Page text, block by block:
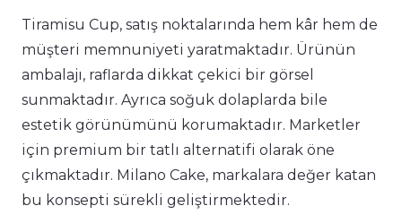
Tiramisu Cup, satış noktalarında hem kâr hem de
müşteri memnuniyeti yaratmaktadır. Ürünün
ambalajı, raflarda dikkat çekici bir görsel
sunmaktadır. Ayrıca soğuk dolaplarda bile
estetik görünümünü korumaktadır. Marketler
için premium bir tatlı alternatifi olarak öne
çıkmaktadır. Milano Cake, markalara değer katan
bu konsepti sürekli geliştirmektedir.